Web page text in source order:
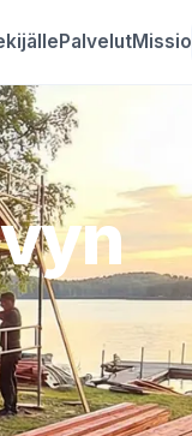
PalvelutMissio